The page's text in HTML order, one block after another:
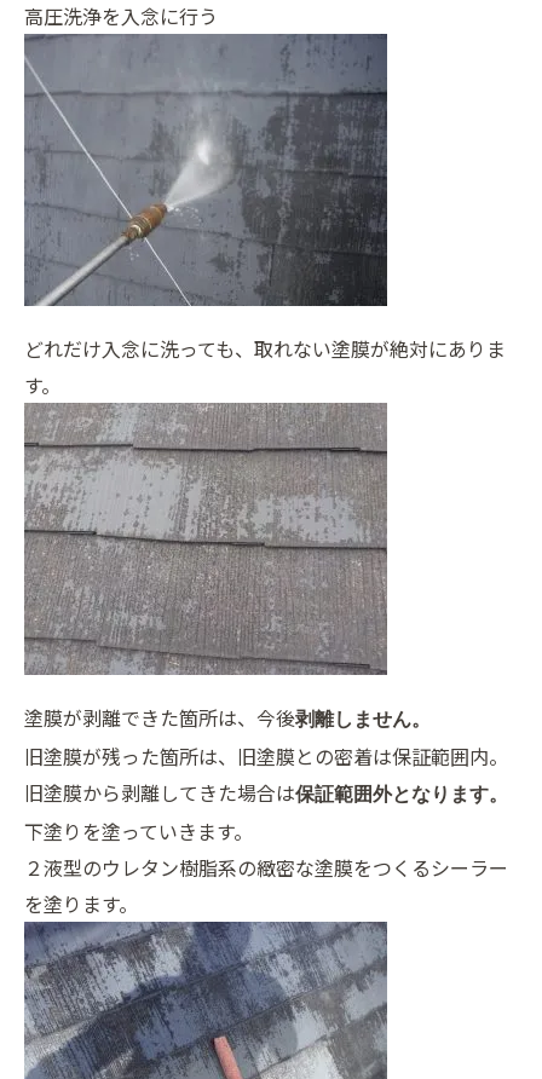
高圧洗浄を入念に行う
どれだけ入念に洗っても、取れない塗膜が絶対にありま
す。
塗膜が剥離できた箇所は、今後剥離しません。
旧塗膜が残った箇所は、旧塗膜との密着は保証範囲内。
旧塗膜から剥離してきた場合は保証範囲外となります。
下塗りを塗っていきます。
２液型のウレタン樹脂系の緻密な塗膜をつくるシーラー
を塗ります。